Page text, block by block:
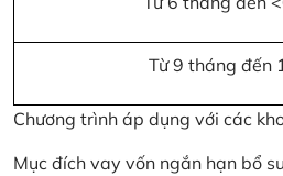
Từ 9 tháng đến
Chương trình áp dụng với các
Mục đích vay vốn ngắn hạn bổ